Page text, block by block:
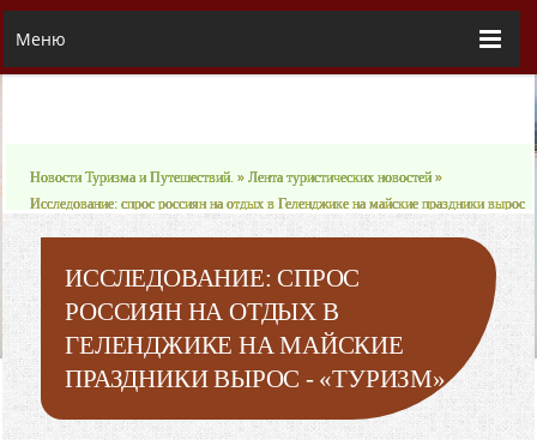
Меню
Новости Туризма и Путешествий. »Лента туристических новостей »
Исследование: спрос россиян на отдых в Геленджике на майские праздники вырос
- «Туризм»
ИССЛЕДОВАНИЕ: СПРОС
РОССИЯН НА ОТДЫХ В
ГЕЛЕНДЖИКЕ НА МАЙСКИЕ
ПРАЗДНИКИ ВЫРОС - «ТУРИЗМ»